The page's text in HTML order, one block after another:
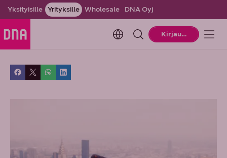
Yksityisille Yrityksille Wholesale DNA Oyj
Change language. Current
Kirjaudu